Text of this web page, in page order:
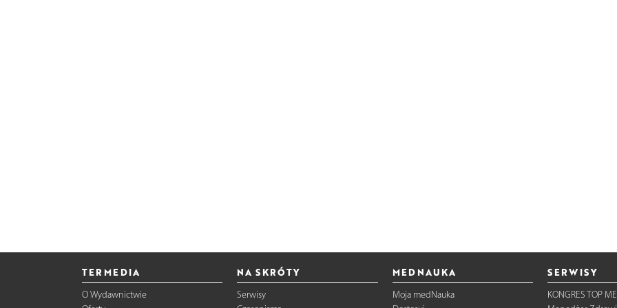
TERMEDIA
O Wydawnictwie
NA SKRÓTY
Serwisy
MEDNAUKA
Moja medNauka
SERWISY
KONGRES TOP